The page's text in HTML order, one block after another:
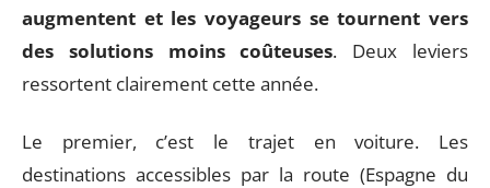
augmentent et les voyageurs se tournent vers
des solutions moins coûteuses. Deux leviers
ressortent clairement cette année.
Le premier, c’est le trajet en voiture. Les
destinations accessibles par la route (Espagne du